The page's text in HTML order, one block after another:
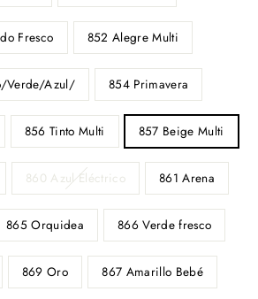
Fresco 852 Alegre Multi
Verde/Azul/ 854 Primavera
856 Tinto Multi 857 Beige Multi
860 Azul Eléctrico 861 Arena
865 Orquidea 866 Verde fresco
869 Oro 867 Amarillo Bebé